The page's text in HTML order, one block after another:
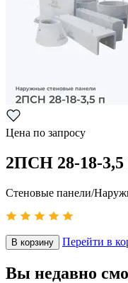
Цена по запросу
2ПСН 28-18-3,5
Стеновые панели/
В корзину Перейти в
Вы недавно